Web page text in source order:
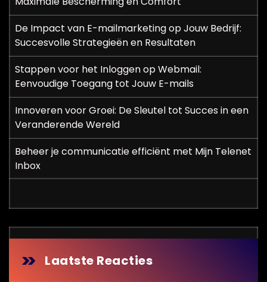
g
i
n
e
r
i
n
g
De Impact van E-mailmarketing op Jouw Bedrijf:
Succesvolle Strategieën en Resultaten
Stappen voor het Inloggen op Webmail:
Eenvoudige Toegang tot Jouw E-mails
Innoveren voor Groei: De Sleutel tot Succes in een
Veranderende Wereld
Beheer je communicatie efficiënt met Mijn Telenet
Inbox
Laatste Reacties